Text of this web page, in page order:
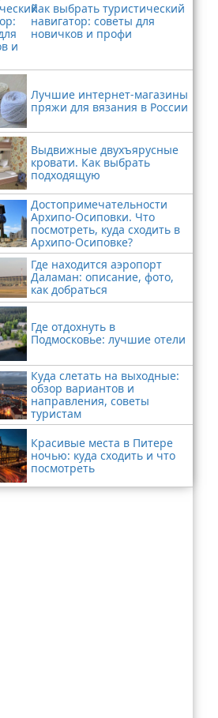
Как выбрать туристический
навигатор: советы для
новичков и профи
Лучшие интернет-магазины
пряжи для вязания в России
Выдвижные двухъярусные
кровати. Как выбрать
подходящую
Достопримечательности
Архипо-Осиповки. Что
посмотреть, куда сходить в
Архипо-Осиповке?
Где находится аэропорт
Даламан: описание, фото,
как добраться
Где отдохнуть в
Подмосковье: лучшие отели
Куда слетать на выходные:
обзор вариантов и
направления, советы
туристам
Красивые места в Питере
ночью: куда сходить и что
посмотреть